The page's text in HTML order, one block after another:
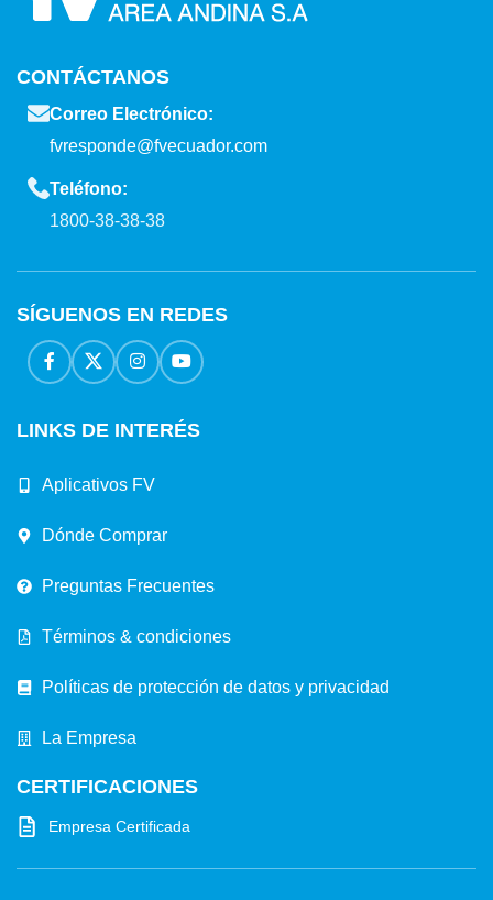
CONTÁCTANOS
Correo Electrónico:
fvresponde@fvecuador.com
Teléfono:
1800-38-38-38
SÍGUENOS EN REDES
LINKS DE INTERÉS
Aplicativos FV
Dónde Comprar
Preguntas Frecuentes
Términos & condiciones
Políticas de protección de datos y privacidad
La Empresa
CERTIFICACIONES
Empresa Certificada